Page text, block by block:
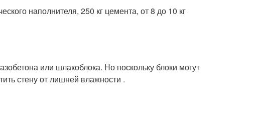
наполнителя, 250 кг цемента, от 8 до 10 кг
или шлакоблока. Но поскольку блоки могут
стену от лишней влажности .